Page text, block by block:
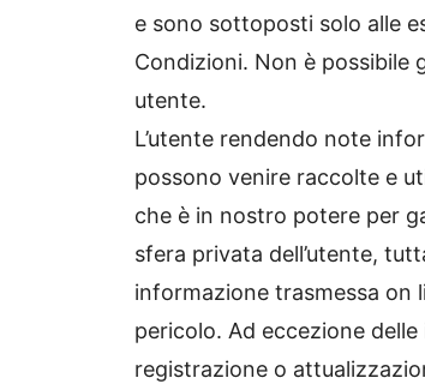
e sono sottoposti solo alle
Condizioni. Non è possibile
utente.
L’utente rendendo note
possono venire raccolte e
che è in nostro potere per
sfera privata dell’utente,
informazione trasmessa on
pericolo. Ad eccezione
registrazione o